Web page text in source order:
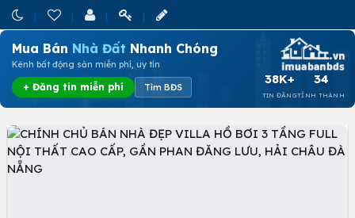
Mua Bán Nhà Đất Nhanh Chóng
Kênh bất động sản miễn phí, uy tín
+ Đăng tin miễn phí Tìm BĐS
38K+
TIN ĐĂNG
34
TỈNH THÀNH